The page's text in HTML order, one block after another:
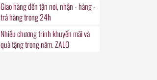
Giao hàng đếntận nơi, nhận - hàng -
trả hàng trong24h
Nhiều chương trình khuyến mãivà
quà tặngtrong năm. ZALO